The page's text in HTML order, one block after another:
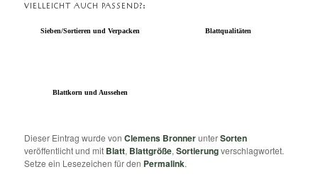
VIELLEICHT AUCH PASSEND?:
Sieben/Sortieren und Verpacken Blattqualitäten
Blattkorn und Aussehen
Dieser Eintrag wurde vonClemens BronnerunterSorten
veröffentlicht und mit Blatt, Blattgröße,Sortierungverschlagwortet.
Setze ein Lesezeichen für den Permalink.